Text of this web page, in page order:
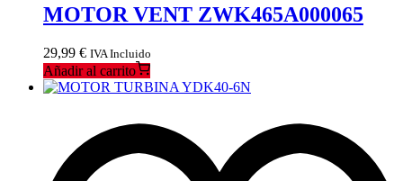
MOTOR VENT ZWK465A000065
29,99 € IVA Incluido
Añadir al carrito